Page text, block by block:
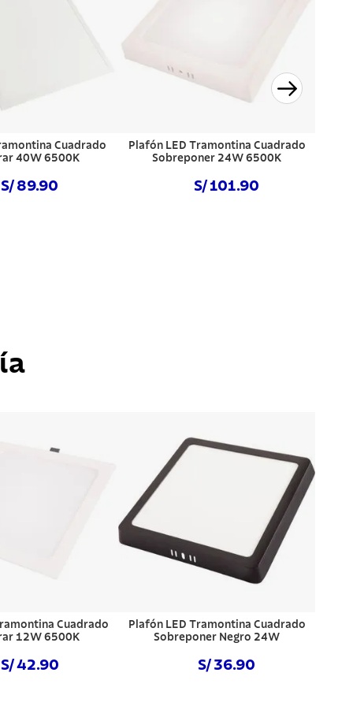
Cuadrado
40W 6500K
S/ 89.90
Plafón LED Tramontina Cuadrado
Sobreponer 24W 6500K
S/ 101.90
Cuadrado
12W 6500K
S/ 42.90
Plafón LED Tramontina Cuadrado
Sobreponer Negro 24W
S/ 36.90